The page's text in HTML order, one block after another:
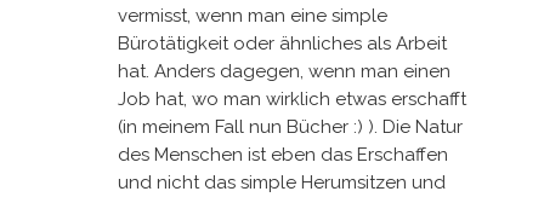
vermisst, wenn man eine simple
Bürotätigkeit oder ähnliches als Arbeit
hat. Anders dagegen, wenn man einen
Job hat, wo man wirklich etwas erschafft
(in meinem Fall nun Bücher :) ). Die Natur
des Menschen ist eben das Erschaffen
und nicht das simple Herumsitzen und